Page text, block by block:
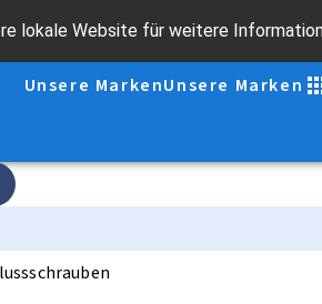
lokale Website für weitere
Unsere MarkenUnsere Marken